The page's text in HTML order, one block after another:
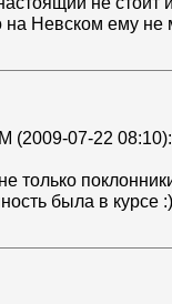
на Невском ему не
(2009-07-22 08:10):
только
была в курсе :)